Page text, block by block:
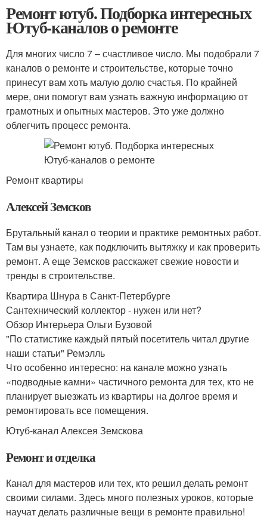
Ремонт ютуб. Подборка интересных
Ютуб-каналов о ремонте
Для многих число 7 – счастливое число. Мы подобрали 7
каналов о ремонте и строительстве, которые точно
принесут вам хоть малую долю счастья. По крайней
мере, они помогут вам узнать важную информацию от
грамотных и опытных мастеров. Это уже должно
облегчить процесс ремонта.
Ремонт квартиры
Алексей Земсков
Брутальный канал о теории и практике ремонтных работ.
Там вы узнаете, как подключить вытяжку и как проверить
ремонт. А еще Земсков расскажет свежие новости и
тренды в строительстве.
Квартира Шнура в Санкт-Петербурге
Сантехнический коллектор - нужен или нет?
Обзор Интерьера Ольги Бузовой
"По статистике каждый пятый посетитель читал другие
наши статьи" Ремэлль
Что особенно интересно: на канале можно узнать
«подводные камни» частичного ремонта для тех, кто не
планирует выезжать из квартиры на долгое время и
ремонтировать все помещения.
Ютуб-канал Алексея Земскова
Ремонт и отделка
Канал для мастеров или тех, кто решил делать ремонт
своими силами. Здесь много полезных уроков, которые
научат делать различные вещи в ремонте правильно!